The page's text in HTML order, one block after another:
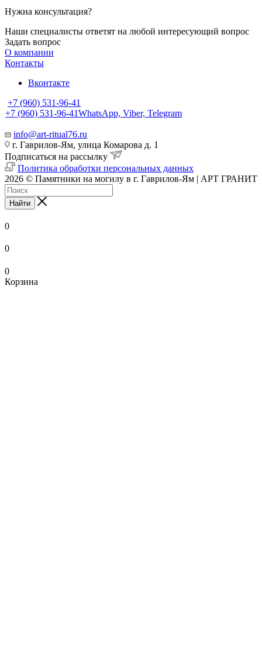
Нужна консультация?
Наши специалисты ответят на любой интересующий вопрос
Задать вопрос
О компании
Контакты
Вконтакте
+7 (960) 531-96-41
+7 (960) 531-96-41WhatsApp, Viber, Telegram
info@art-ritual76.ru
г. Гаврилов-Ям, улица Комарова д. 1
Подписаться на рассылку
Политика обработки персональных данных
2026 © Памятники на могилу в г. Гаврилов-Ям | АРТ ГРАНИТ
Найти
0
0
0
Корзина